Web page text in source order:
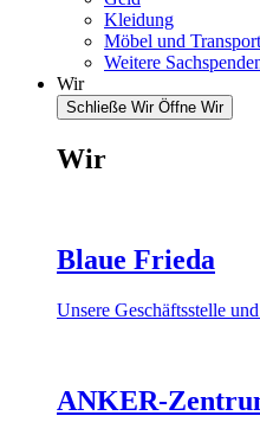
Kleidung
Möbel und Transport
Weitere
Wir
Schließe Wir Öffne Wir
Wir
Blaue Frieda
Unsere Geschäftsstelle
ANKER-